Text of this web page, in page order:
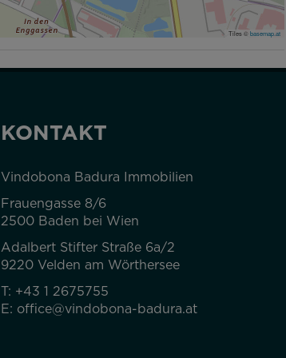
Tiles ©basemap.at
KONTAKT
Vindobona Badura Immobilien
Frauengasse 8/6
2500 Baden bei Wien
Adalbert Stifter Straße 6a/2
9220 Velden am Wörthersee
T: +43 1 2675755
E: office@vindobona-badura.at